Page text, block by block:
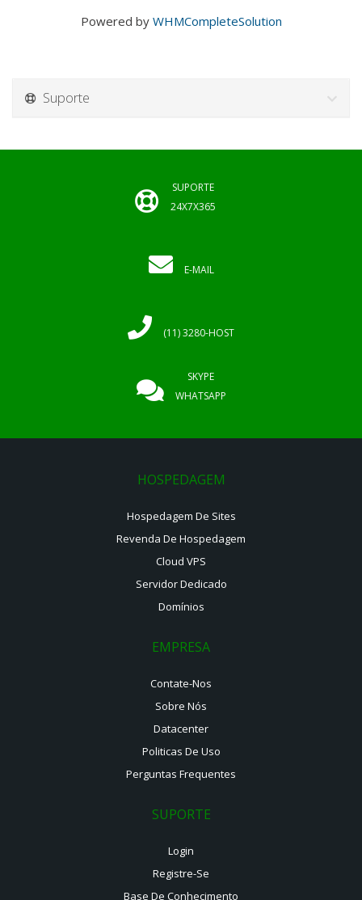
Powered by WHMCompleteSolution
Suporte
SUPORTE
24X7X365
E-MAIL
(11) 3280-HOST
SKYPE
WHATSAPP
HOSPEDAGEM
Hospedagem De Sites
Revenda De Hospedagem
Cloud VPS
Servidor Dedicado
Domínios
EMPRESA
Contate-Nos
Sobre Nós
Datacenter
Politicas De Uso
Perguntas Frequentes
SUPORTE
Login
Registre-Se
Base De Conhecimento